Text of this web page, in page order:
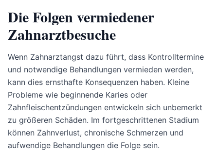
Die Folgen vermiedener
Zahnarztbesuche
Wenn Zahnarztangst dazu führt, dass Kontrolltermine
und notwendige Behandlungen vermieden werden,
kann dies ernsthafte Konsequenzen haben. Kleine
Probleme wie beginnende Karies oder
Zahnfleischentzündungen entwickeln sich unbemerkt
zu größeren Schäden. Im fortgeschrittenen Stadium
können Zahnverlust, chronische Schmerzen und
aufwendige Behandlungen die Folge sein.